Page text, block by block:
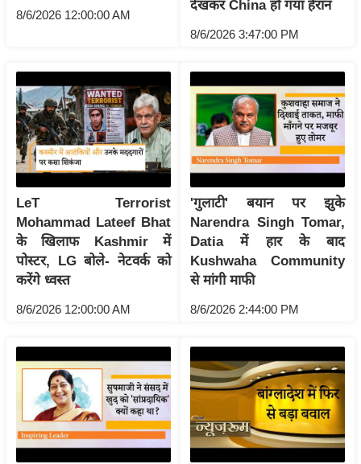
पे
प
र
मि
सा
ल
बे
मि
सा
ल
श
य
त
ग
इं
8/6/2026 12:00:00 AM
देखकर China हो गया हैरान
8/6/2026 3:47:00 PM
LeT Terrorist
Mohammad Lateef Bhat
के खिलाफ Kashmir में
पोस्टर, LG बोले- नेटवर्क को
करेंगे ध्वस्त
8/6/2026 12:00:00 AM
'गुलाटी' बयान पर झुके
Narendra Singh Tomar,
Datia में हार के बाद
Kushwaha Community
से मांगी माफी
8/6/2026 2:44:00 PM